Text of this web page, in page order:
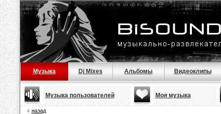
Музыка Dj Mixes Альбомы Видеоклипы
Музыка пользователей Моя музыка
назад